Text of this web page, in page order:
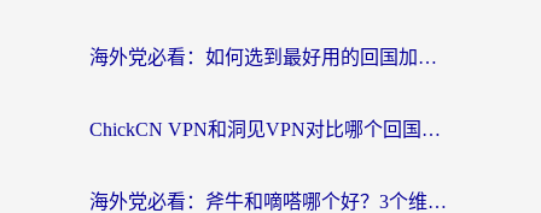
海外党必看：如何选到最好用的回国加速器？从节点到售后的全维度指南
ChickCN VPN和洞见VPN对比哪个回国效果更好？海外党亲测3款加速器+避坑指南
海外党必看：斧牛和嘀嗒哪个好？3个维度教你选对回国加速器